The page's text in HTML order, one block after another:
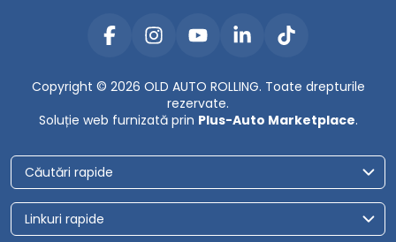
Copyright © 2026 OLD AUTO ROLLING. Toate drepturile
rezervate.
Soluție web furnizată prin Plus-Auto Marketplace.
Căutări rapide
Linkuri rapide